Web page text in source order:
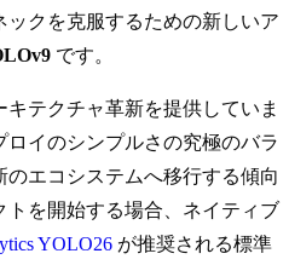
クを克服するための新しいア
です。
テクチャ革新を提供していま
イのシンプルさの究極のバラ
エコシステムへ移行する傾向
を開始する場合、ネイティブ
YOLO26 が推奨される標準